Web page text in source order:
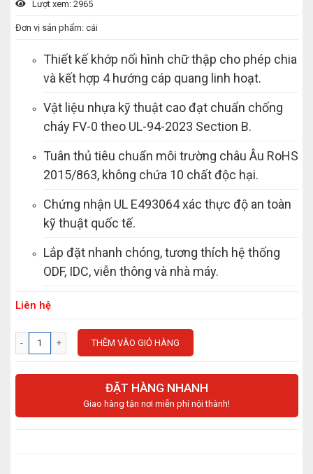
Lượt xem: 2965
Đơn vị sản phẩm: cái
Thiết kế khớp nối hình chữ thập cho phép chia
và kết hợp 4 hướng cáp quang linh hoạt.
Vật liệu nhựa kỹ thuật cao đạt chuẩn chống
cháy FV-0 theo UL-94-2023 Section B.
Tuân thủ tiêu chuẩn môi trường châu Âu RoHS
2015/863, không chứa 10 chất độc hại.
Chứng nhận UL E493064 xác thực độ an toàn
kỹ thuật quốc tế.
Lắp đặt nhanh chóng, tương thích hệ thống
ODF, IDC, viễn thông và nhà máy.
Liên hệ
THÊM VÀO GIỎ HÀNG
ĐẶT HÀNG NHANH
Giao hàng tận nơi miễn phí nội thành!